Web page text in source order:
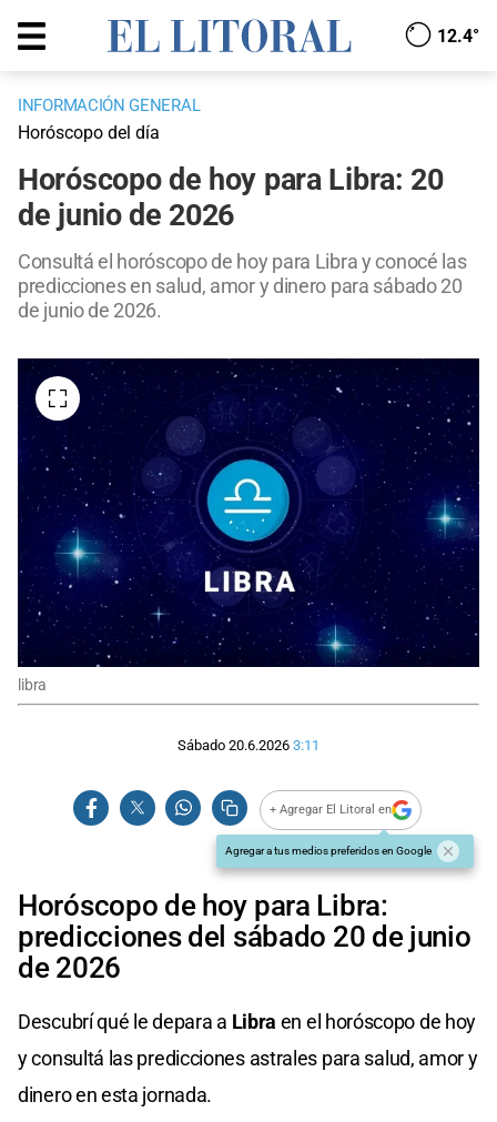
12.4°
INFORMACIÓN GENERAL
Horóscopo del día
Horóscopo de hoy para Libra: 20
de junio de 2026
Consultá el horóscopo de hoy para Libra y conocé las
predicciones en salud, amor y dinero para sábado 20
de junio de 2026.
libra
Sábado 20.6.2026 3:11
+ Agregar El Litoral en
Agregar a tus medios preferidos en Google
Horóscopo de hoy para Libra:
predicciones del sábado 20 de junio
de 2026
Descubrí qué le depara a Libra en el horóscopo de hoy
y consultá las predicciones astrales para salud, amor y
dinero en esta jornada.